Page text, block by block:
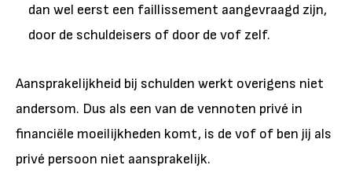
dan wel eerst een faillissement aangevraagd zijn,
door de schuldeisers of door de vof zelf.
Aansprakelijkheid bij schulden werkt overigens niet
andersom. Dus als een van de vennoten privé in
financiële moeilijkheden komt, is de vof of ben jij als
privé persoon niet aansprakelijk.